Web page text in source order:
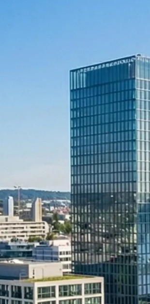
Wirtschaftsprüfung
Gesetzliche Revisionen
Spezialprüfungen
Vorsorge & öffentliche
Interne Kontrollen &
Gründung & Entwicklung
Umstrukturierung & Sanierung
Nachfolge & Transaktionen
Bewertung & Planung
Wissen
News
Fachwissen
Publikationen
Ressourcen